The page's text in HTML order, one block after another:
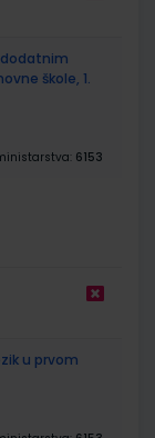
dodatnim
škole, 1.
6153
u prvom